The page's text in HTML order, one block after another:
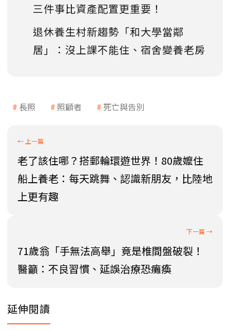
三件事比資產配置更重要！
退休養生村新趨勢「和大學當鄰
居」：沒上課不能住、宿舍變養老房
長照 照顧者 死亡與告別
老了該住哪？搭郵輪環遊世界！80歲嬤住
船上養老：每天跳舞、認識新朋友，比陸地
上更有趣
71歲翁「手無法高舉」竟是椎間盤破裂！
醫籲：不良習慣、延誤治療恐癱瘓
延伸閱讀